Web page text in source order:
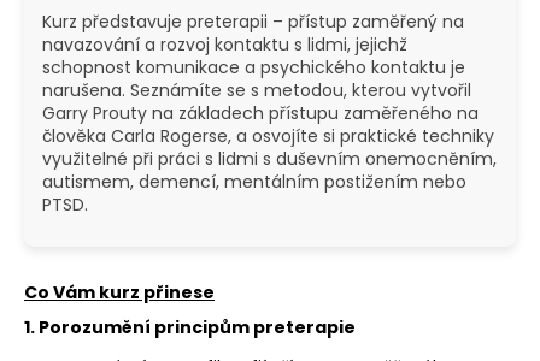
Kurz představuje preterapii – přístup zaměřený na
navazování a rozvoj kontaktu s lidmi, jejichž
schopnost komunikace a psychického kontaktu je
narušena. Seznámíte se s metodou, kterou vytvořil
Garry Prouty na základech přístupu zaměřeného na
člověka Carla Rogerse, a osvojíte si praktické techniky
využitelné při práci s lidmi s duševním onemocněním,
autismem, demencí, mentálním postižením nebo
PTSD.
Co Vám kurz přinese
1. Porozumění principům preterapie
HLEDAT